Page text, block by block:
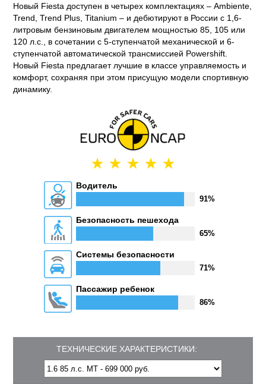
Новый Fiesta доступен в четырех комплектациях – Ambiente,
Trend, Trend Plus, Titanium – и дебютируют в России с 1,6-
литровым бензиновым двигателем мощностью 85, 105 или
120 л.с., в сочетании с 5-ступенчатой механической и 6-
ступенчатой автоматической трансмиссией Powershift.
Новый Fiesta предлагает лучшие в классе управляемость и
комфорт, сохраняя при этом присущую модели спортивную
динамику.
Водитель
91%
Безопасность пешехода
65%
Системы безопасности
71%
Пассажир ребенок
86%
ТЕХНИЧЕСКИЕ ХАРАКТЕРИСТИКИ: